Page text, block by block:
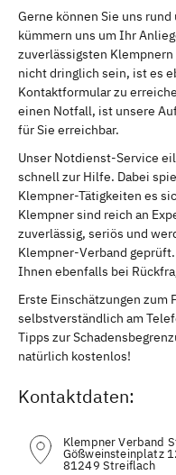
Gerne können Sie uns
kümmern uns um Ihr
zuverlässigsten
nicht dringlich sein, ist es
Kontaktformular zu
einen Notfall, ist unsere
für Sie erreichbar.
Unser Notdienst-Service
schnell zur Hilfe. Dabei
Klempner-Tätigkeiten es
Klempner sind reich an
zuverlässig, seriös und
Klempner-Verband
Ihnen ebenfalls bei
Erste Einschätzungen zum
selbstverständlich am
Tipps zur
natürlich kostenlos!
Kontaktdaten:
Klempner Verband
Gößweinsteinplatz
81249 Streiflach